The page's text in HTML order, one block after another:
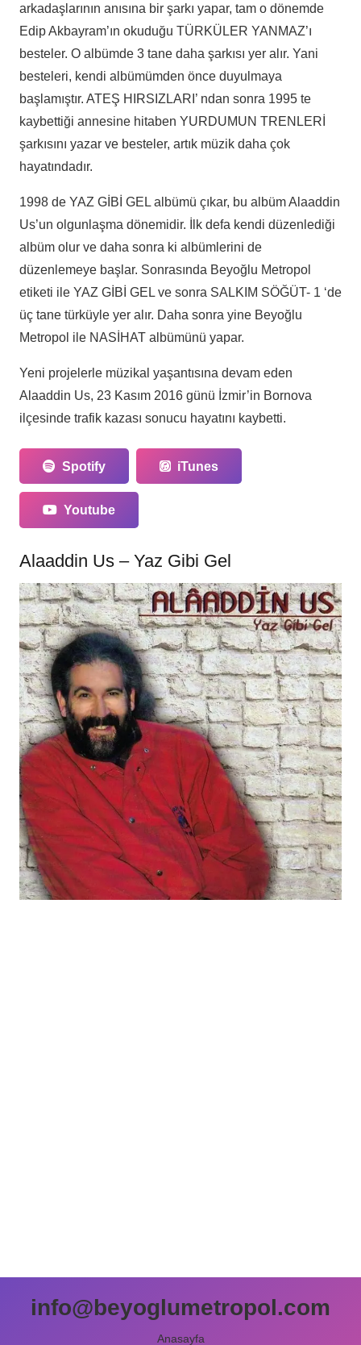
arkadaşlarının anısına bir şarkı yapar, tam o dönemde
Edip Akbayram’ın okuduğu TÜRKÜLER YANMAZ’ı
besteler. O albümde 3 tane daha şarkısı yer alır. Yani
besteleri, kendi albümümden önce duyulmaya
başlamıştır. ATEŞ HIRSIZLARI’ ndan sonra 1995 te
kaybettiği annesine hitaben YURDUMUN TRENLERİ
şarkısını yazar ve besteler, artık müzik daha çok
hayatındadır.
1998 de YAZ GİBİ GEL albümü çıkar, bu albüm Alaaddin
Us’un olgunlaşma dönemidir. İlk defa kendi düzenlediği
albüm olur ve daha sonra ki albümlerini de
düzenlemeye başlar. Sonrasında Beyoğlu Metropol
etiketi ile YAZ GİBİ GEL ve sonra SALKIM SÖĞÜT- 1 ‘de
üç tane türküyle yer alır. Daha sonra yine Beyoğlu
Metropol ile NASİHAT albümünü yapar.
Yeni projelerle müzikal yaşantısına devam eden
Alaaddin Us, 23 Kasım 2016 günü İzmir’in Bornova
ilçesinde trafik kazası sonucu hayatını kaybetti.
Spotify iTunes
Youtube
Alaaddin Us – Yaz Gibi Gel
info@beyoglumetropol.com
Anasayfa